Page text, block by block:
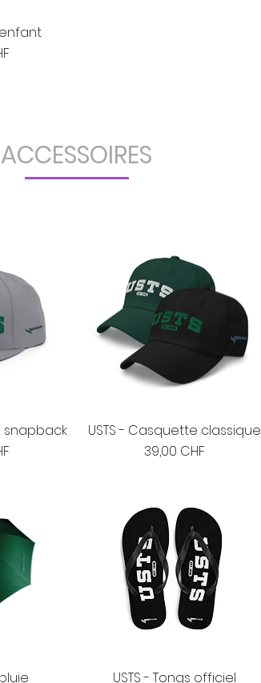
enfant
ACCESSOIRES
snapback
USTS - Casquette classique
Prix
39,00 CHF
USTS - Tongs officiel